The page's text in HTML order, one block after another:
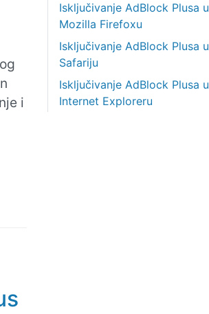
Isključivanje AdBlock Plusa u
Mozilla Firefoxu
Isključivanje AdBlock Plusa u
Safariju
Isključivanje AdBlock Plusa u
Internet Exploreru
i